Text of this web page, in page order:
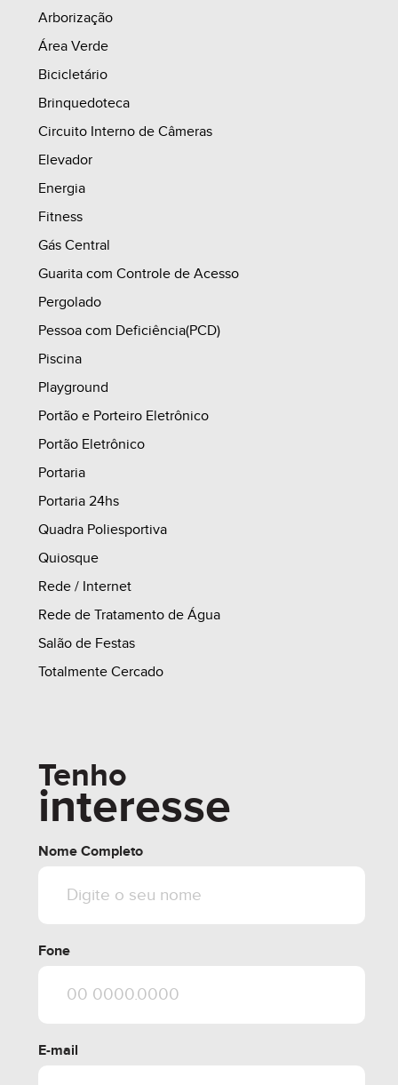
Avalia-se veículo como entrada.
um de nossos corretores, faça uma simulação e
Arborização
Área Verde
Bicicletário
Brinquedoteca
Circuito Interno de Câmeras
Elevador
Energia
Fitness
Gás Central
Guarita com Controle de Acesso
Pergolado
Pessoa com Deficiência(PCD)
Piscina
Playground
Portão e Porteiro Eletrônico
Portão Eletrônico
Portaria
Portaria 24hs
Quadra Poliesportiva
Quiosque
Rede / Internet
Rede de Tratamento de Água
Salão de Festas
Totalmente Cercado
Tenho
interesse
Nome Completo
Fone
E-mail